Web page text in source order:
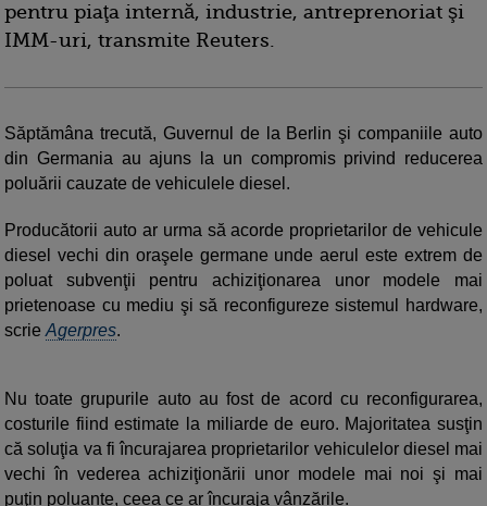
pentru piaţa internă, industrie, antreprenoriat şi
IMM-uri, transmite Reuters.
Săptămâna trecută, Guvernul de la Berlin şi companiile auto
din Germania au ajuns la un compromis privind reducerea
poluării cauzate de vehiculele diesel.
Producătorii auto ar urma să acorde proprietarilor de vehicule
diesel vechi din oraşele germane unde aerul este extrem de
poluat subvenţii pentru achiziţionarea unor modele mai
prietenoase cu mediu şi să reconfigureze sistemul hardware,
scrie Agerpres.
Nu toate grupurile auto au fost de acord cu reconfigurarea,
costurile fiind estimate la miliarde de euro. Majoritatea susţin
că soluţia va fi încurajarea proprietarilor vehiculelor diesel mai
vechi în vederea achiziţionării unor modele mai noi şi mai
puţin poluante, ceea ce ar încuraja vânzările.